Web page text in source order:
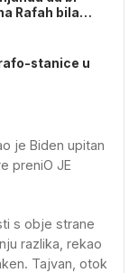
Rafah bila
stanice u
je Biden upitan
preniO JE
s obje strane
razlika, rekao
Tajvan, otok